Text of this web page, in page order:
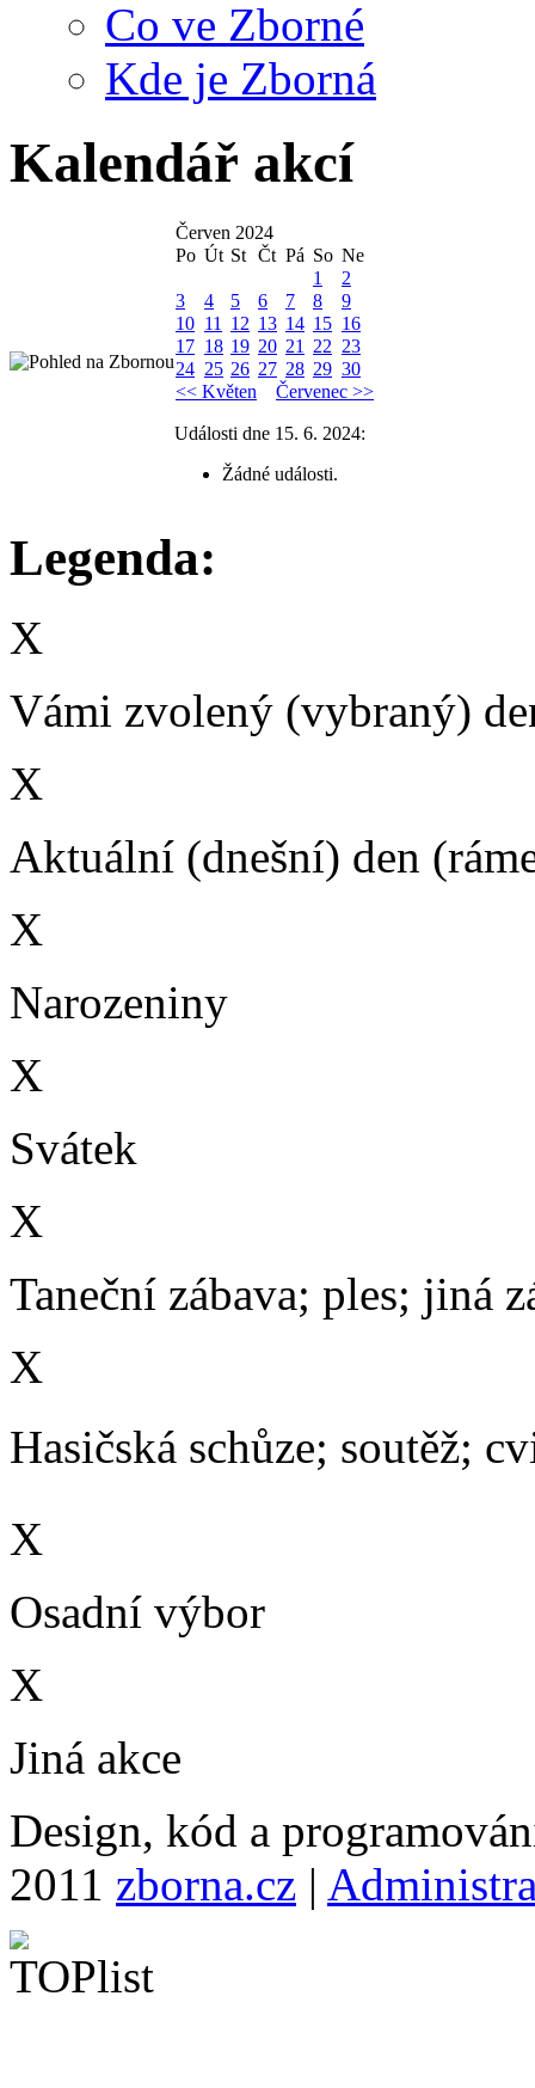
Co ve Zborné
Kde je Zborná
Kalendář akcí
Červen 2024
Po Út St Čt Pá So Ne
1
2
3
4 5 6 7 8
9
10 11 12 13 14 15 16
17 18 19 20 21 22 23
24 25 26 27 28 29 30
<< Květen
Červenec >>
Události dne 15. 6. 2024:
Žádné události.
Legenda:
X
Vámi zvolený (vybraný)
X
Aktuální (dnešní) den
X
Narozeniny
X
Svátek
X
Taneční zábava; ples; jiná
X
Hasičská schůze; soutěž;
X
Osadní výbor
X
Jiná akce
Design, kód a
2011 zborna.cz |